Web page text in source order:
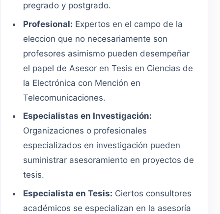
pregrado y postgrado.
Profesional: Expertos en el campo de la
eleccion que no necesariamente son
profesores asimismo pueden desempeñar
el papel de Asesor en Tesis en Ciencias de
la Electrónica con Mención en
Telecomunicaciones.
Especialistas en Investigación:
Organizaciones o profesionales
especializados en investigación pueden
suministrar asesoramiento en proyectos de
tesis.
Especialista en Tesis: Ciertos consultores
académicos se especializan en la asesoría